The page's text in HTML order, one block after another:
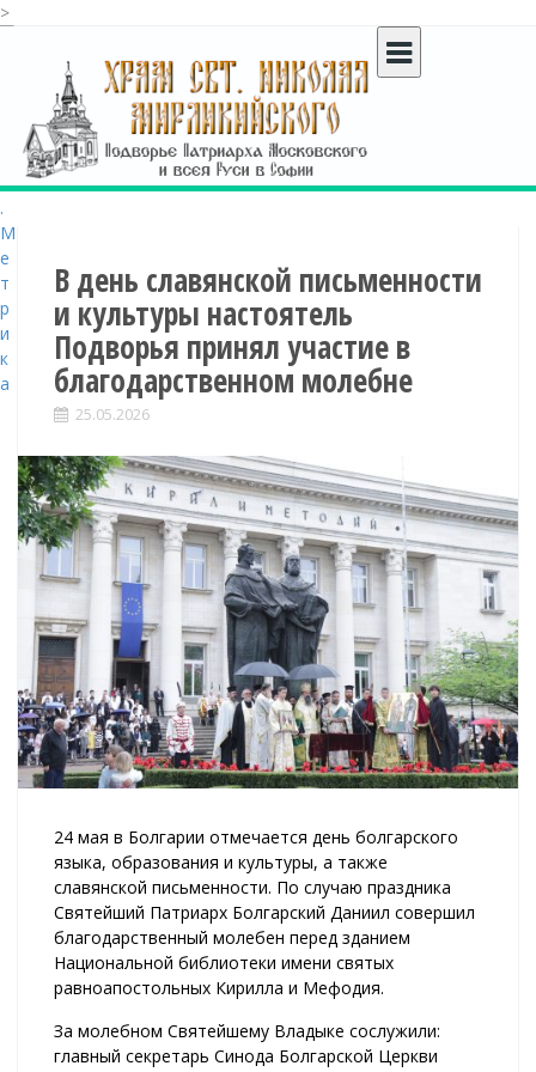
>
c
o
n
t
e
n
t
В день славянской письменности
и культуры настоятель
Подворья принял участие в
благодарственном молебне
25.05.2026
24 мая в Болгарии отмечается день болгарского
языка, образования и культуры, а также
славянской письменности. По случаю праздника
Святейший Патриарх Болгарский Даниил совершил
благодарственный молебен перед зданием
Национальной библиотеки имени святых
равноапостольных Кирилла и Мефодия.
За молебном Святейшему Владыке сослужили:
главный секретарь Синода Болгарской Церкви